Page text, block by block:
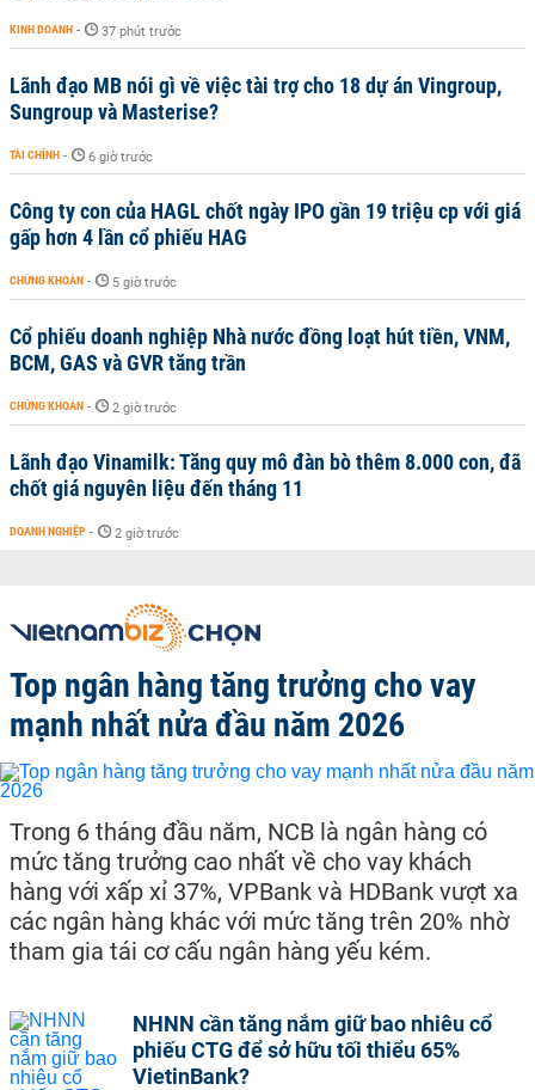
KINH DOANH - 37 phút trước
Lãnh đạo MB nói gì về việc tài trợ cho 18 dự án Vingroup,
Sungroup và Masterise?
TÀI CHÍNH - 6 giờ trước
Công ty con của HAGL chốt ngày IPO gần 19 triệu cp với giá
gấp hơn 4 lần cổ phiếu HAG
CHỨNG KHOÁN - 5 giờ trước
Cổ phiếu doanh nghiệp Nhà nước đồng loạt hút tiền, VNM,
BCM, GAS và GVR tăng trần
CHỨNG KHOÁN - 2 giờ trước
Lãnh đạo Vinamilk: Tăng quy mô đàn bò thêm 8.000 con, đã
chốt giá nguyên liệu đến tháng 11
DOANH NGHIỆP - 2 giờ trước
Top ngân hàng tăng trưởng cho vay
mạnh nhất nửa đầu năm 2026
Trong 6 tháng đầu năm, NCB là ngân hàng có
mức tăng trưởng cao nhất về cho vay khách
hàng với xấp xỉ 37%, VPBank và HDBank vượt xa
các ngân hàng khác với mức tăng trên 20% nhờ
tham gia tái cơ cấu ngân hàng yếu kém.
NHNN cần tăng nắm giữ bao nhiêu cổ
phiếu CTG để sở hữu tối thiểu 65%
VietinBank?